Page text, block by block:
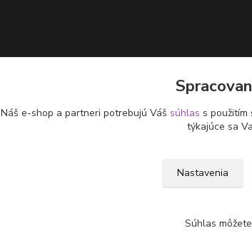
Náš e-shop a partneri potrebujú Váš súhlas s
týkajúce sa
Nastavenia
Súhlas